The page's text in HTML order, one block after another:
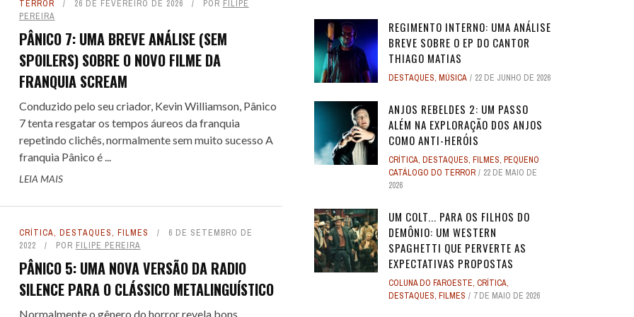
SPOILER #151 - AVATAR -
A HORA DE PARAR
DEZEMBRO DE 2025
QUARTETO FANTÁSTICO - PRIMEIROS
PASSOS
SUPERMAN
17 DE JULHO DE 2025
COLT... PARA OS FILHOS DO
UM WESTERN SPAGHETTI
QUE PERVERTE ...
7 DE MAIO DE 2026
LITTLE NICKY - UM DIABO
DIFERENTE : UMA COMÉDIA DE ADAM
SANDLER, ...
12
ANJOS REBELDES: UM EXPERIMENTO
SINGULAR DO CINEMA DE HORROR
DOS ANOS 1990, ...
28 DE ABRIL DE 2026 3
COLT... PARA OS FILHOS DO
UM WESTERN SPAGHETTI
QUE PERVERTE ...
7 DE MAIO DE 2026
LITTLE NICKY - UM DIABO
DIFERENTE : UMA COMÉDIA DE ADAM
SANDLER, ...
12
ANJOS REBELDES: UM EXPERIMENTO
SINGULAR DO CINEMA DE HORROR
DOS ANOS 1990, ...
28 DE ABRIL DE 2026 3
FILMES DE CAVALEIROS DO
ZODÍACO
FEVEREIRO DE 2026 51
FAMOSOS: QUANDO O TRUE CRIME
ENCONTRA A ...
2
VERÃO PASSADO: UMA SÉRIE JUVENIL
...
4 DE JULHO DE 2025 32
MENINO LOBO
31 DE AGOSTO DE 2016
TERROR
26 DE FEVEREIRO DE 2026 POR FILIPE
PEREIRA
PÂNICO 7: UMA BREVE ANÁLISE (SEM
SPOILERS) SOBRE O NOVO FILME DA
FRANQUIA SCREAM
Conduzido pelo seu criador, Kevin Williamson, Pânico
7 tenta resgatar os tempos áureos da franquia
repetindo clichês, normalmente sem muito sucesso A
franquia Pânico é ...
LEIA MAIS
CRÍTICA, DESTAQUES, FILMES
6 DE SETEMBRO DE
2022
POR FILIPE PEREIRA
PÂNICO 5: UMA NOVA VERSÃO DA RADIO
SILENCE PARA O CLÁSSICO METALINGUÍSTICO
Normalmente o gênero do horror revela bons
REGIMENTO INTERNO: UMA ANÁLISE
BREVE SOBRE O EP DO CANTOR
THIAGO MATIAS
DESTAQUES, MÚSICA 22 DE JUNHO DE 2026
ANJOS REBELDES 2: UM PASSO
ALÉM NA EXPLORAÇÃO DOS ANJOS
COMO ANTI-HERÓIS
CRÍTICA, DESTAQUES, FILMES, PEQUENO
CATÁLOGO DO TERROR
22 DE MAIO DE
2026
UM COLT... PARA OS FILHOS DO
DEMÔNIO: UM WESTERN
SPAGHETTI QUE PERVERTE AS
EXPECTATIVAS PROPOSTAS
COLUNA DO FAROESTE, CRÍTICA,
DESTAQUES, FILMES 7 DE MAIO DE 2026